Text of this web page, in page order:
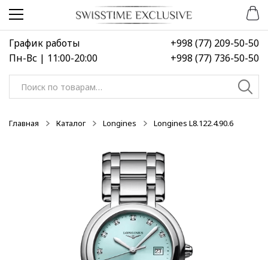
Перейти
навигации
Перейти
содержимому
График работы
Пн-Вс | 11:00-20:00
+998 (77) 209-50-50
+998 (77) 736-50-50
Искать:
Главная Каталог Longines Longines L8.122.4.90.6